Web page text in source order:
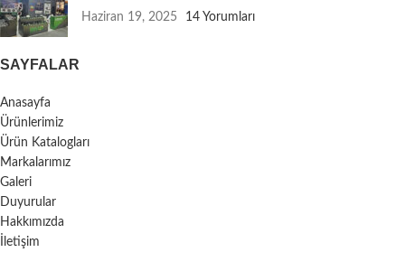
Haziran 19, 2025 14 Yorumları
SAYFALAR
Anasayfa
Ürünlerimiz
Ürün Katalogları
Markalarımız
Galeri
Duyurular
Hakkımızda
İletişim